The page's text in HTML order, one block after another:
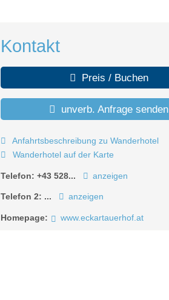
Kontakt
Preis / Buchen
unverb. Anfrage senden
Anfahrtsbeschreibung zu Wanderhotel
Wanderhotel auf der Karte
Telefon:+43 528... anzeigen
Telefon 2: ... anzeigen
Homepage: www.eckartauerhof.at